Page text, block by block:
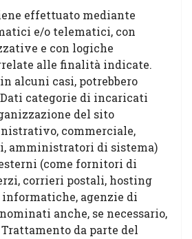
effettuato mediante
e/o telematici, con
e con logiche
alle finalità indicate.
alcuni casi, potrebbero
Dati categorie di incaricati
del sito
commerciale,
amministratori di sistema)
(come fornitori di
corrieri postali, hosting
informatiche, agenzie di
anche, se necessario,
da parte del